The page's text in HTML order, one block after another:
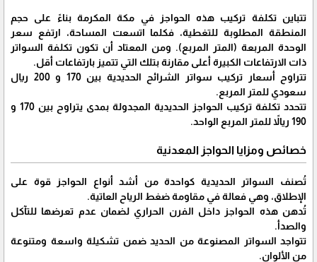
تتباين تكلفة تركيب هذه الحواجز في مكة المكرمة بناءً على حجم
المنطقة المطلوبة للتغطية، فكلما اتسعت المساحة، ارتفع سعر
الوحدة المربعة (المتر المربع). ومن المعتاد أن تكون تكلفة السواتر
ذات الارتفاعات الكبيرة أعلى مقارنة بتلك التي تتميز بارتفاعات أقل.
تتراوح أسعار تركيب سواتر الشرائح الحديدية بين 170 و 200 ريال
سعودي للمتر المربع.
تتحدد تكلفة تركيب الحواجز الحديدية المجدولة بمدى يتراوح بين 170 و
190 ريالاً للمتر المربع الواحد.
خصائص ومزايا الحواجز المعدنية
تُصنف السواتر الحديدية كواحدة من أشد أنواع الحواجز قوة على
الإطلاق، وهي فعالة في مقاومة ضغط الرياح العاتية.
تُدهن هذه الحواجز داخل الفرن الحراري لضمان عدم تعرضها للتآكل
والصدأ.
تتواجد السواتر المصنوعة من الحديد ضمن تشكيلة واسعة ومتنوعة
من الألوان.